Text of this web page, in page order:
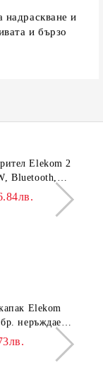
надраскване и
и бързо
Elekom 2
Bluetooth,
2
Elekom
неръждаеми